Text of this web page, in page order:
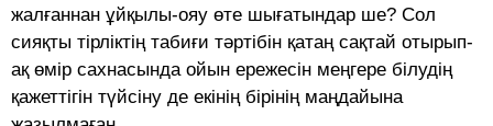
жалғаннан ұйқылы-ояу өте шығатындар ше? Сол
сияқты тірліктің табиғи тәртібін қатаң сақтай отырып-
ақ өмір сахнасында ойын ережесін меңгере білудің
қажеттігін түйсіну де екінің бірінің маңдайына